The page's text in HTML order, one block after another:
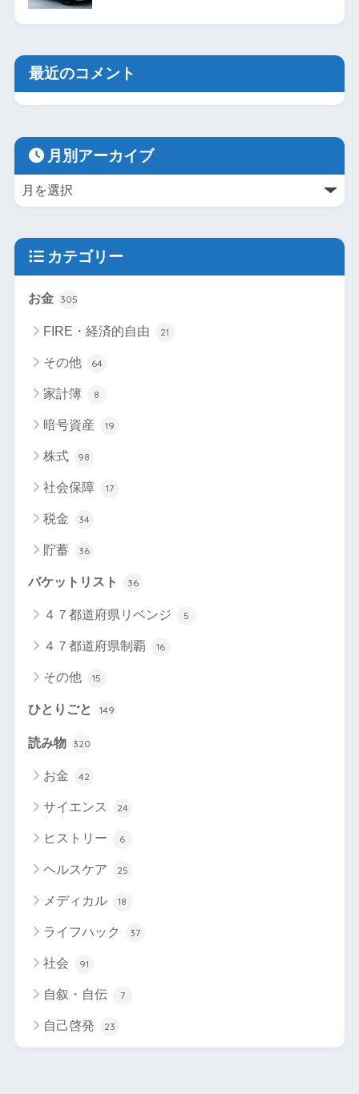
最近のコメント
月別アーカイブ
カテゴリー
お金 305
FIRE・経済的自由 21
その他 64
家計簿 8
暗号資産 19
株式 98
社会保障 17
税金 34
貯蓄 36
バケットリスト 36
４７都道府県リベンジ 5
４７都道府県制覇 16
その他 15
ひとりごと 149
読み物 320
お金 42
サイエンス 24
ヒストリー 6
ヘルスケア 25
メディカル 18
ライフハック 37
社会 91
自叙・自伝 7
自己啓発 23